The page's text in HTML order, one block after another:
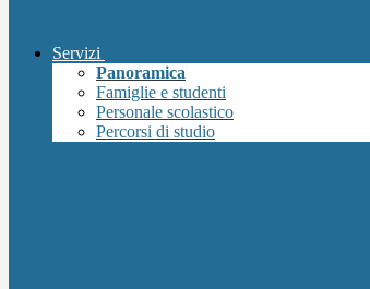
Servizi
Panoramica
Famiglie e studenti
Personale scolastico
Percorsi di studio